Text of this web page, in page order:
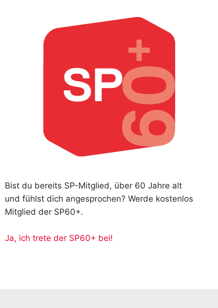
Bist du bereits SP-Mitglied, über 60 Jahre alt
und fühlst dich angesprochen? Werde kostenlos
Mitglied der SP60+.
Ja, ich trete der SP60+ bei!